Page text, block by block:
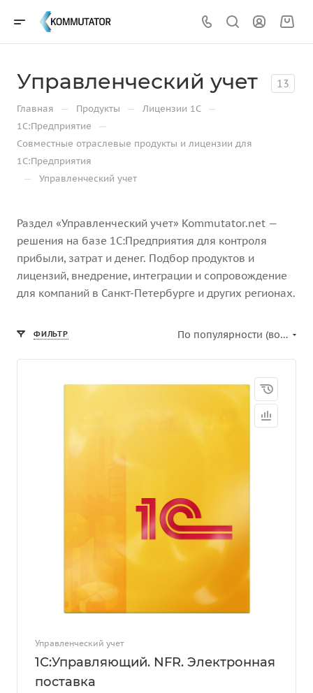
Управленческий учет 13
Главная — Продукты — Лицензии 1С —
1С:Предприятие —
Совместные отраслевые продукты и лицензии для
1С:Предприятия
— Управленческий учет
Раздел «Управленческий учет» Kommutator.net —
решения на базе 1С:Предприятия для контроля
прибыли, затрат и денег. Подбор продуктов и
лицензий, внедрение, интеграции и сопровождение
для компаний в Санкт-Петербурге и других регионах.
ФИЛЬТР По популярности (возрастание)
Управленческий учет
1С:Управляющий. NFR. Электронная
поставка